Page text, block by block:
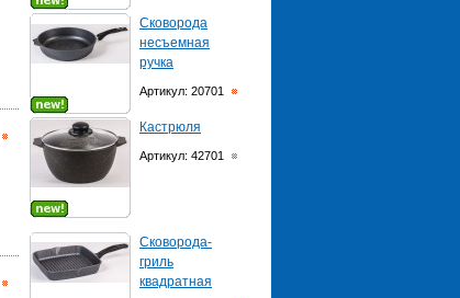
Сковорода
несъемная
ручка
Артикул: 20701
Кастрюля
Артикул: 42701
Сковорода-
гриль
квадратная